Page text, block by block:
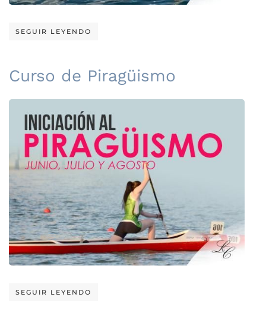
SEGUIR LEYENDO
Curso de Piragüismo
SEGUIR LEYENDO